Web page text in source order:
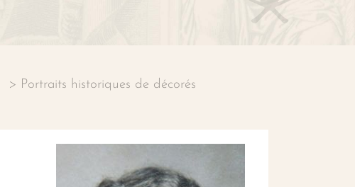
Portraits historiques de décorés